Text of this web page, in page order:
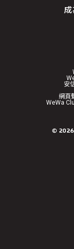
安
網頁
WeWa
© 2026